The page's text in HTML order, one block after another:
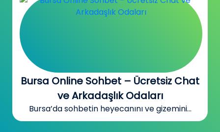
Canada Sohbet Odaları –
Kanada’daki Türklerle Tanış, Konuş,
Yeni İnsanlar Bul
Kanada’da yaşayan Türkler için sohbet...